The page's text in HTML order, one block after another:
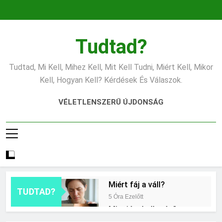
Tudtad?
Tudtad, Mi Kell, Mihez Kell, Mit Kell Tudni, Miért Kell, Mikor
Kell, Hogyan Kell? Kérdések És Válaszok.
VÉLETLENSZERŰ ÚJDONSÁG
TUDTAD?
Miért fáj a váll?
5 Óra Ezelőtt
Mire jó a kollagén?